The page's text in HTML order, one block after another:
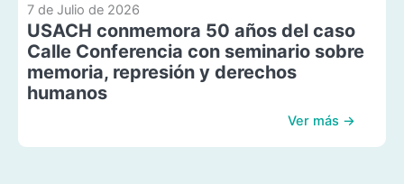
7 de Julio de 2026
USACH conmemora 50 años del caso
Calle Conferencia con seminario sobre
memoria, represión y derechos
humanos
Ver más →